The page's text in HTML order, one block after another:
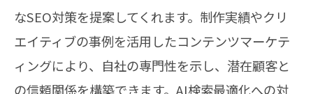
なSEO対策を提案してくれます。制作実績やクリ
エイティブの事例を活用したコンテンツマーケテ
ィングにより、自社の専門性を示し、潜在顧客と
の信頼関係を構築できます。AI検索最適化への対